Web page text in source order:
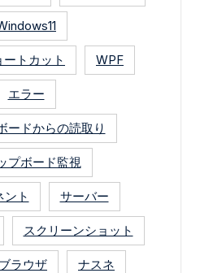
トカット WPF
エラー
ードからの読取り
プボード監視
ント サーバー
スクリーンショット
ラウザ ナスネ